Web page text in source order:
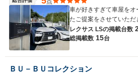
点
車が好きすぎて車屋を
たご提案をさせていただ
レクサス LSの掲載台数
総掲載数 15台
ＢＵ－ＢＵコレクション